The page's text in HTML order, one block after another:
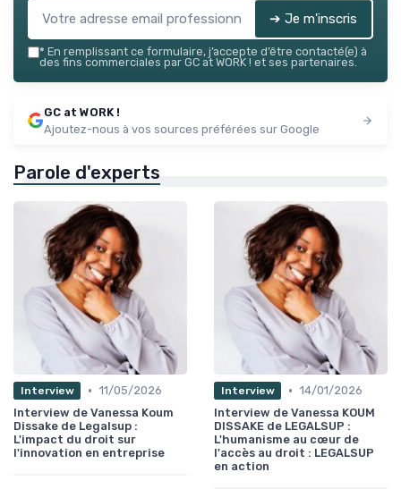
➔ Je m'inscris
* En remplissant ce formulaire, j’accepte d’être contacté(e) à
des fins commerciales par GC at WORK ! et ses partenaires.
GC at WORK !
Ajoutez-nous à vos sources préférées sur Google
Parole d'experts
Interview • 11/05/2026
Interview de Vanessa Koum
Dissake de Legalsup :
L'impact du droit sur
l'innovation en entreprise
Interview • 14/01/2026
Interview de Vanessa KOUM
DISSAKE de LEGALSUP :
L'humanisme au cœur de
l'accès au droit : LEGALSUP
en action